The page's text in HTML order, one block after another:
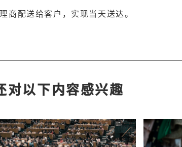
配送给客户，实现当天送达。
对以下内容感兴趣